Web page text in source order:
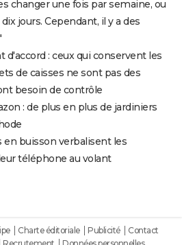
changer une fois par semaine, ou
jours. Cependant, il y a des
d'accord : ceux qui conservent les
de caisses ne sont pas des
besoin de contrôle
: de plus en plus de jardiniers
en buisson verbalisent les
téléphone au volant
Charte éditoriale Publicité
Contact